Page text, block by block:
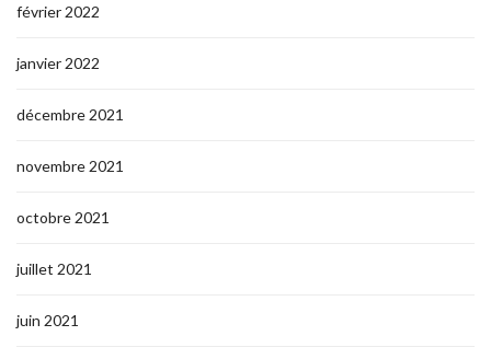
février 2022
janvier 2022
décembre 2021
novembre 2021
octobre 2021
juillet 2021
juin 2021